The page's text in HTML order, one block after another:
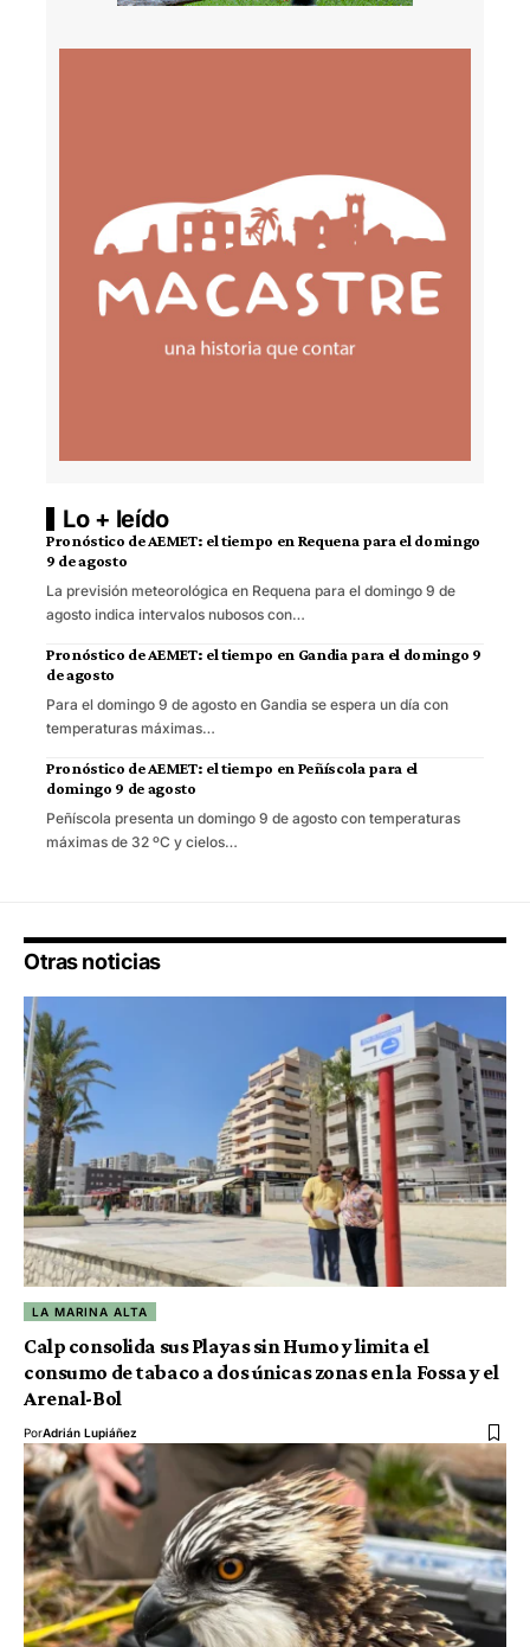
Lo + leído
Pronóstico de AEMET: el tiempo en Requena para el domingo
9 de agosto
La previsión meteorológica en Requena para el domingo 9 de
agosto indica intervalos nubosos con…
Pronóstico de AEMET: el tiempo en Gandia para el domingo 9
de agosto
Para el domingo 9 de agosto en Gandia se espera un día con
temperaturas máximas…
Pronóstico de AEMET: el tiempo en Peñíscola para el
domingo 9 de agosto
Peñíscola presenta un domingo 9 de agosto con temperaturas
máximas de 32 ºC y cielos…
Otras noticias
LA MARINA ALTA
Calp consolida sus Playas sin Humo y limita el
consumo de tabaco a dos únicas zonas en la Fossa y el
Arenal-Bol
PorAdrián Lupiáñez